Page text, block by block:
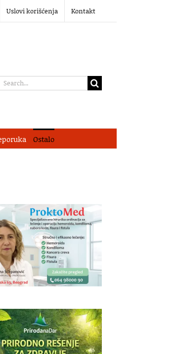
Uslovi korišćenja Kontakt
Search
Ostalo